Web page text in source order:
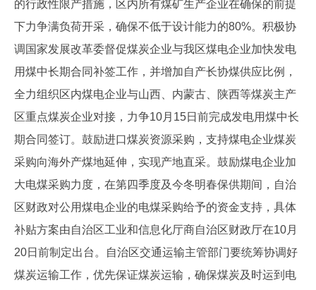
的行政性限产措施，区内所有煤矿生产企业在确保的前提
下力争满负荷开采，确保不低于设计能力的80%。积极协
调国家发展改革委督促煤炭企业与我区煤电企业加快发电
用煤中长期合同补签工作，并增加自产长协煤供应比例，
全力组织区内煤电企业与山西、内蒙古、陕西等煤炭主产
区重点煤炭企业对接，力争10月15日前完成发电用煤中长
期合同签订。鼓励进口煤炭资源采购，支持煤电企业煤炭
采购向海外产煤地延伸，实现产地直采。鼓励煤电企业加
大电煤采购力度，在第四季度及今冬明春保供期间，自治
区财政对公用煤电企业的电煤采购给予的资金支持，具体
补贴方案由自治区工业和信息化厅商自治区财政厅在10月
20日前制定出台。自治区交通运输主管部门要统筹协调好
煤炭运输工作，优先保证煤炭运输，确保煤炭及时运到电